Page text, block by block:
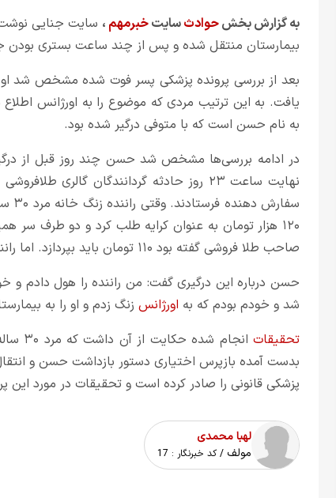
به گزارش بخشحوادثسایتخبرمهم ، سایت جنایی
بیمارستان منتقل شده و پس از چند ساعت بستری بودن
بعد از بررسی پرونده پزشکی پسر فوت شده مشخص شد
به نام حسن است که با متوفی درگیر شده بود.
در ادامه بررسی‌ها مشخص شد حسن چند روز قبل از
نهایت ساعت ۲۳ روز حادثه گردانندگان
۱۲۰ هزار تومان به عنوان کرایه طلب کرد و دو طرف سر همین موضوع با هم جر و بحث و
صاحب طلا فروشی گفته بود ۱۱۰ تومان باید بپردازد. اما راننده همچنان طلب ۱۲۰ هزار تومان داشت.
حسن درباره این درگیری گفت: من راننده را هول
شد و خودم بودم که به اورژانس زنگ زدم و او را به
تحقیقات
بدست آمده بازپرس اختیاری دستور بازداشت حسن و
پزشکی قانونی را صادر کرده است و تحقیقات در مورد این
لهبا محمدی
مولف / کد خبرنگار : 17